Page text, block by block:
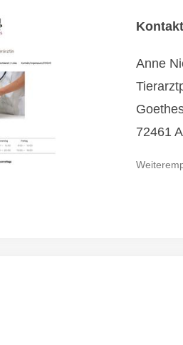
Kontakt
Anne
72461